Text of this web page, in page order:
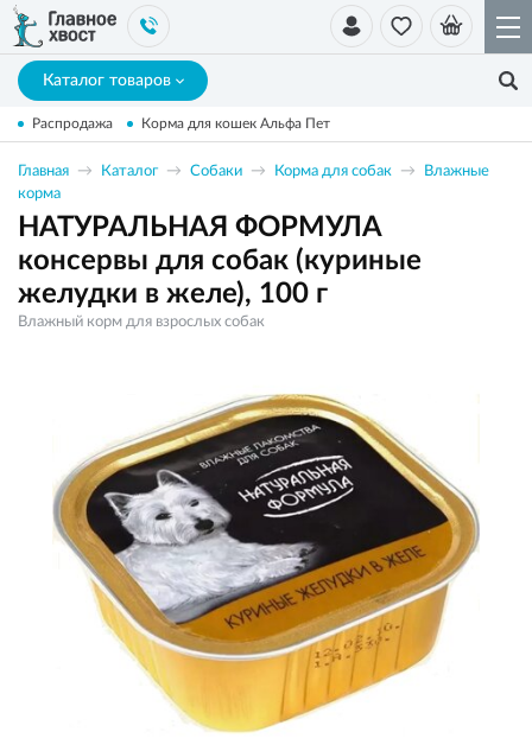
Каталог товаров
Распродажа Корма для кошек Альфа Пет
Главная Каталог Собаки Корма для собак
Влажные
корма
НАТУРАЛЬНАЯ ФОРМУЛА
консервы для собак (куриные
желудки в желе), 100 г
Влажный корм для взрослых собак